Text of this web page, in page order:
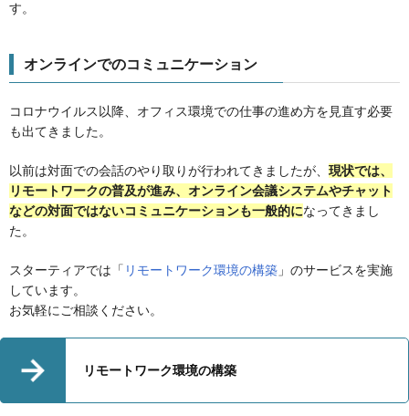
す。
オンラインでのコミュニケーション
コロナウイルス以降、オフィス環境での仕事の進め方を見直す必要
も出てきました。
以前は対面での会話のやり取りが行われてきましたが、 現状では、
リモートワークの普及が進み、オンライン会議システムやチャット
などの対面ではないコミュニケーションも一般的になってきまし
た。
スターティアでは「 リモートワーク環境の構築 」のサービスを実施
しています。
お気軽にご相談ください。
リモートワーク環境の構築